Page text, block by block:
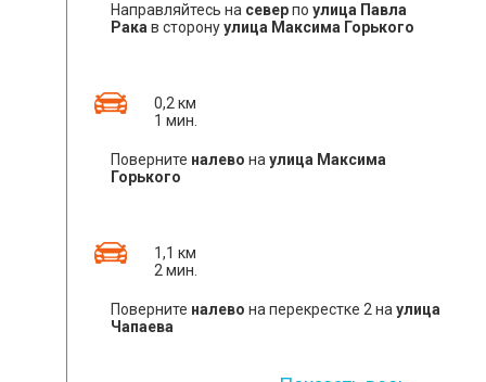
Направляйтесь на северпо улица Павла
Рака в сторонуулица Максима Горького
0,2 км
1 мин.
Поверните налево на улица Максима
Горького
1,1 км
2 мин.
Поверните налево на перекрестке 2 на улица
Чапаева